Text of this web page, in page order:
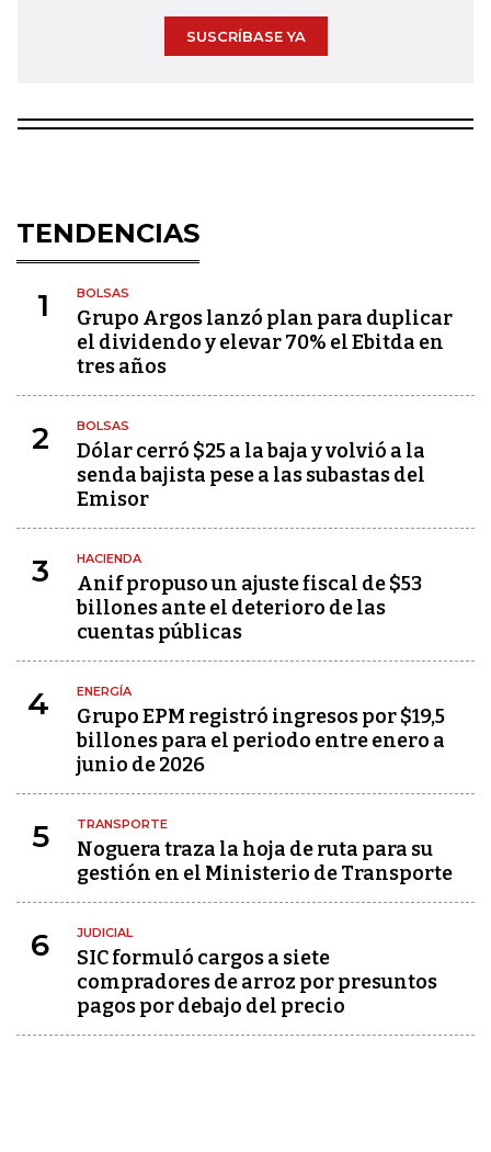
SUSCRÍBASE YA
TENDENCIAS
1 BOLSAS
Grupo Argos lanzó plan para duplicar
el dividendo y elevar 70% el Ebitda en
tres años
2 BOLSAS
Dólar cerró $25 a la baja y volvió a la
senda bajista pese a las subastas del
Emisor
3 HACIENDA
Anif propuso un ajuste fiscal de $53
billones ante el deterioro de las
cuentas públicas
4 ENERGÍA
Grupo EPM registró ingresos por $19,5
billones para el periodo entre enero a
junio de 2026
5 TRANSPORTE
Noguera traza la hoja de ruta para su
gestión en el Ministerio de Transporte
6 JUDICIAL
SIC formuló cargos a siete
compradores de arroz por presuntos
pagos por debajo del precio